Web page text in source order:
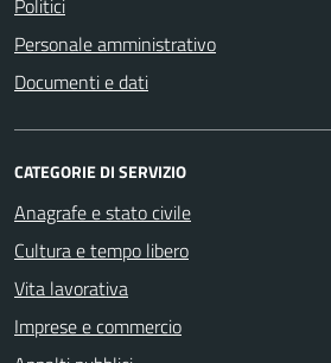
Politici
Personale amministrativo
Documenti e dati
CATEGORIE DI SERVIZIO
Anagrafe e stato civile
Cultura e tempo libero
Vita lavorativa
Imprese e commercio